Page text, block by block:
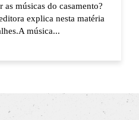
as músicas do casamento?
explica nesta matéria
música...